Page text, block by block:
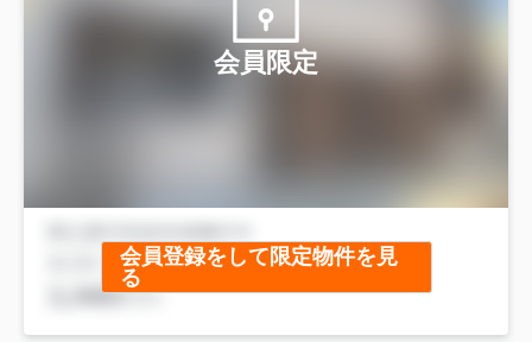
会員限定
会員登録をして限定物件を見
る